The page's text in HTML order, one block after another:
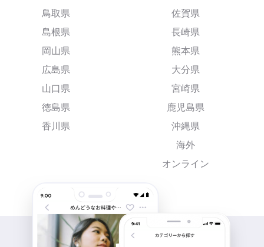
鳥取県
島根県
岡山県
広島県
山口県
徳島県
香川県
佐賀県
長崎県
熊本県
大分県
宮崎県
鹿児島県
沖縄県
海外
オンライン